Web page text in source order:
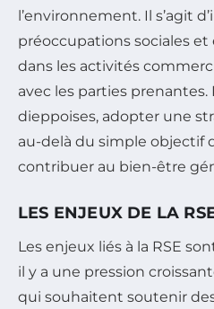
l’environnement. Il s’agit
préoccupations sociales
dans les activités
avec les parties
dieppoises, adopter une
au-delà du simple objectif
contribuer au bien-être
LES ENJEUX DE LA
Les enjeux liés à la RSE
il y a une pression
qui souhaitent soutenir